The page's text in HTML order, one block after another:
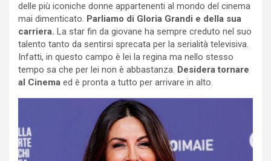
delle più iconiche donne appartenenti al mondo del cinema
mai dimenticato. Parliamo di Gloria Grandi e della sua
carriera. La star fin da giovane ha sempre creduto nel suo
talento tanto da sentirsi sprecata per la serialità televisiva.
Infatti, in questo campo è lei la regina ma nello stesso
tempo sa che per lei non è abbastanza. Desidera tornare
al Cinema ed è pronta a tutto per arrivare in alto.